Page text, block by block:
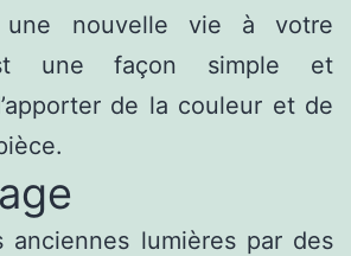
une nouvelle vie à votre
une façon simple et
de la couleur et de
anciennes lumières par des